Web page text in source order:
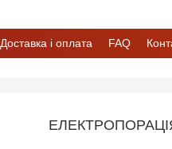
Доставка і оплата FAQ